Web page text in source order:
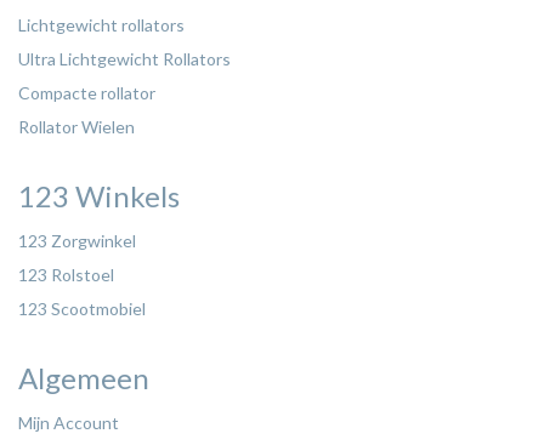
Lichtgewicht rollators
Ultra Lichtgewicht Rollators
Compacte rollator
Rollator Wielen
123 Winkels
123 Zorgwinkel
123 Rolstoel
123 Scootmobiel
Algemeen
Mijn Account